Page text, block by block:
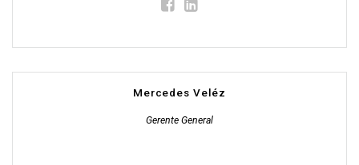
Mercedes Veléz
Gerente General